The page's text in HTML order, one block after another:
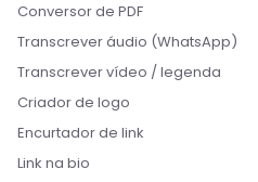
Conversor de PDF
Transcrever áudio (WhatsApp)
Transcrever vídeo / legenda
Criador de logo
Encurtador de link
Link na bio